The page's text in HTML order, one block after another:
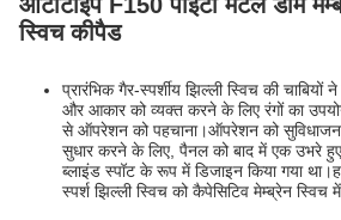
स्विच कीपैड
प्रारंभिक गैर-स्पर्शीय झिल्ली स्विच की
और आकार को व्यक्त करने के लिए रंगों का
से ऑपरेशन को पहचाना।ऑपरेशन को
सुधार करने के लिए, पैनल को बाद में एक उभरे
ब्लाइंड स्पॉट के रूप में डिजाइन किया गया
स्पर्श झिल्ली स्विच को कैपेसिटिव मेम्ब्रेन स्विच